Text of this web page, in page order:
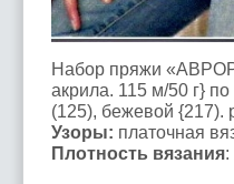
Набор пряжи
акрила. 115 м/50 г}
(125), бежевой
Узоры: платочная
Плотность вязания